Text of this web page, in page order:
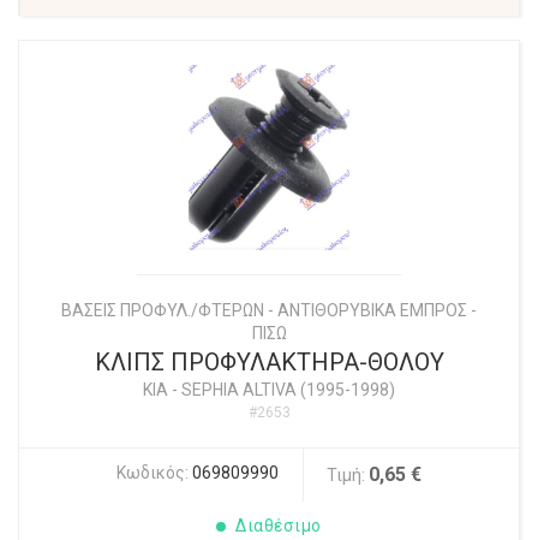
ΒΑΣΕΙΣ ΠΡΟΦΥΛ./ΦΤΕΡΩΝ - ΑΝΤΙΘΟΡΥΒΙΚΑ ΕΜΠΡΟΣ -
ΠΙΣΩ
ΚΛΙΠΣ ΠΡΟΦΥΛΑΚΤΗΡΑ-ΘΟΛΟΥ
KIA - SEPHIA ALTIVA (1995-1998)
#2653
Κωδικός: 069809990 Τιμή: 0,65 €
Διαθέσιμο